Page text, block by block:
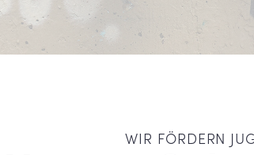
WIR FÖRDERN